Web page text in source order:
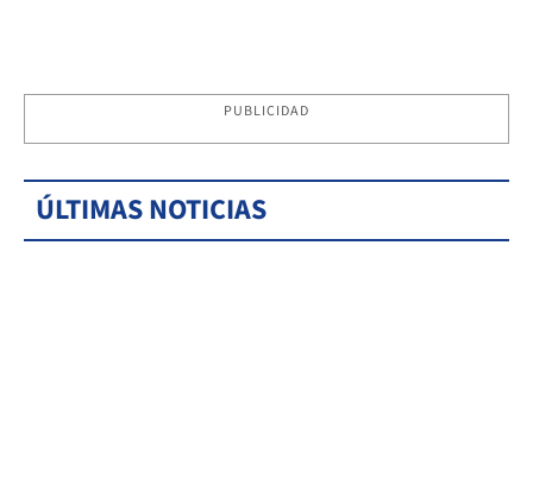
PUBLICIDAD
ÚLTIMAS NOTICIAS